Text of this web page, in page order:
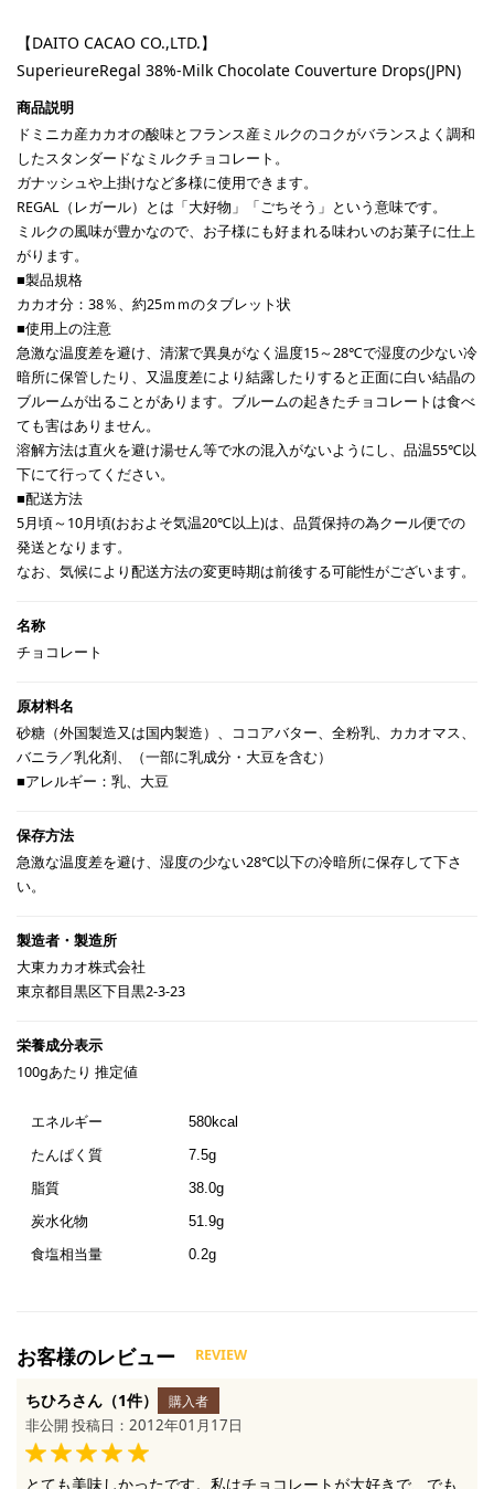
【DAITO CACAO CO.,LTD.】
SuperieureRegal 38%-Milk Chocolate Couverture Drops(JPN)
ドミニカ産カカオの酸味とフランス産ミルクのコクがバランスよく調和
したスタンダードなミルクチョコレート。
ガナッシュや上掛けなど多様に使用できます。
REGAL（レガール）とは「大好物」「ごちそう」という意味です。
ミルクの風味が豊かなので、お子様にも好まれる味わいのお菓子に仕上
がります。
■製品規格
カカオ分：38％、約25ｍｍのタブレット状
■使用上の注意
急激な温度差を避け、清潔で異臭がなく温度15～28℃で湿度の少ない冷
暗所に保管したり、又温度差により結露したりすると正面に白い結晶の
ブルームが出ることがあります。ブルームの起きたチョコレートは食べ
ても害はありません。
溶解方法は直火を避け湯せん等で水の混入がないようにし、品温55℃以
下にて行ってください。
■配送方法
5月頃～10月頃(おおよそ気温20℃以上)は、品質保持の為クール便での
発送となります。
なお、気候により配送方法の変更時期は前後する可能性がございます。
チョコレート
砂糖（外国製造又は国内製造）、ココアバター、全粉乳、カカオマス、
バニラ／乳化剤、（一部に乳成分・大豆を含む）
■アレルギー：乳、大豆
急激な温度差を避け、湿度の少ない28℃以下の冷暗所に保存して下さ
い。
大東カカオ株式会社
東京都目黒区下目黒2-3-23
100gあたり 推定値
エネルギー 580kcal
たんぱく質 7.5g
脂質 38.0g
炭水化物 51.9g
食塩相当量 0.2g
ちひろさん（1件） 購入者
非公開 投稿日：2012年01月17日
とても美味しかったです。私はチョコレートが大好きで、でも